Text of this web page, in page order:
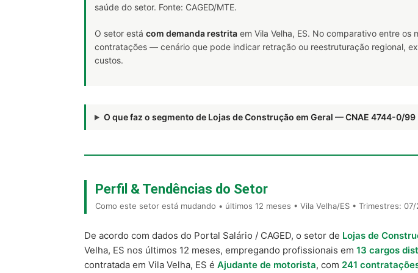
saúde do setor. Fonte: CAGED/MTE.
O setor está com demanda restrita em Vila Velha, ES. No comparativo entre os
contratações — cenário que pode indicar retração ou reestruturação regional,
custos.
O que faz o segmento de Lojas de Construção em Geral — CNAE 4744-0/99
Perfil & Tendências do Setor
Como este setor está mudando • últimos 12 meses • Vila Velha/ES • Trimestres:
De acordo com dados do Portal Salário / CAGED, o setor de Lojas de
Velha, ES nos últimos 12 meses, empregando profissionais em 13 cargos
contratada em Vila Velha, ES é Ajudante de motorista, com 241